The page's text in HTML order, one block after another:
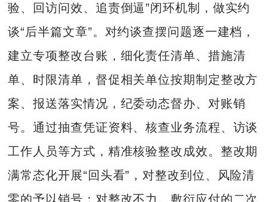
验、回访问效、追责倒逼”闭环机制，做实约
谈“后半篇文章”。对约谈查摆问题逐一建档，
建立专项整改台账，细化责任清单、措施清
单、时限清单，督促相关单位按期制定整改方
案、报送落实情况，纪委动态督办、对账销
号。通过抽查凭证资料、核查业务流程、访谈
工作人员等方式，精准核验整改成效。整改期
满常态化开展“回头看”，对整改到位、风险清
零的予以销号；对整改不力、敷衍应付的二次